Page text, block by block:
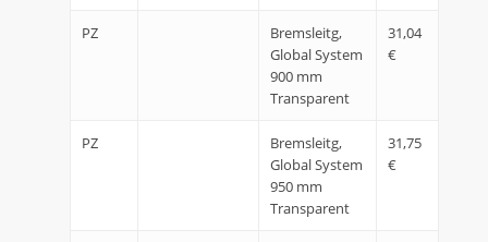
PZ
Bremsleitg,
Global System
900 mm
Transparent
31,04
€
PZ
Bremsleitg,
Global System
950 mm
Transparent
31,75
€